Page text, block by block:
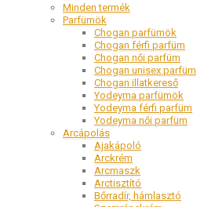
Minden termék
Parfümök
Chogan parfümök
Chogan férfi parfüm
Chogan női parfüm
Chogan unisex parfüm
Chogan illatkereső
Yodeyma parfümök
Yodeyma férfi parfüm
Yodeyma női parfüm
Arcápolás
Ajakápoló
Arckrém
Arcmaszk
Arctisztító
Bőrradír, hámlasztó